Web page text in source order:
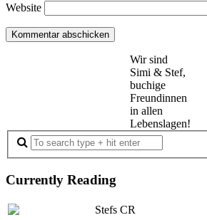
Website
Wir sind
Simi & Stef,
buchige
Freundinnen
in allen
Lebenslagen!
Currently Reading